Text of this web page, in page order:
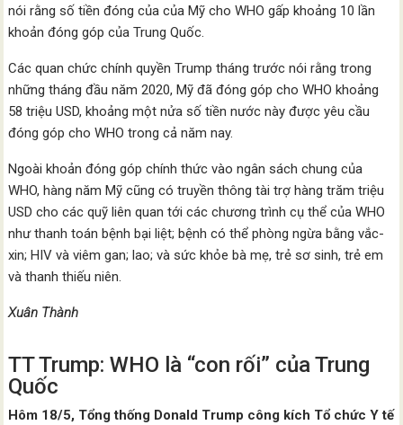
nói rằng số tiền đóng của của Mỹ cho WHO gấp khoảng 10 lần
khoản đóng góp của Trung Quốc.
Các quan chức chính quyền Trump tháng trước nói rằng trong
những tháng đầu năm 2020, Mỹ đã đóng góp cho WHO khoảng
58 triệu USD, khoảng một nửa số tiền nước này được yêu cầu
đóng góp cho WHO trong cả năm nay.
Ngoài khoản đóng góp chính thức vào ngân sách chung của
WHO, hàng năm Mỹ cũng có truyền thông tài trợ hàng trăm triệu
USD cho các quỹ liên quan tới các chương trình cụ thể của WHO
như thanh toán bệnh bại liệt; bệnh có thể phòng ngừa bằng vắc-
xin; HIV và viêm gan; lao; và sức khỏe bà mẹ, trẻ sơ sinh, trẻ em
và thanh thiếu niên.
Xuân Thành
TT Trump: WHO là “con rối” của Trung
Quốc
Hôm 18/5, Tổng thống Donald Trump công kích Tổ chức Y tế